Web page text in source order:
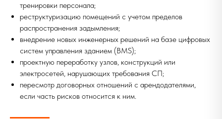
тренировки персонала;
реструктуризацию помещений с учетом пределов
распространения задымления;
внедрение новых инженерных решений на базе цифровых
систем управления зданием (BMS);
проектную переработку узлов, конструкций или
электросетей, нарушающих требования СП;
пересмотр договорных отношений с арендодателями,
если часть рисков относится к ним.